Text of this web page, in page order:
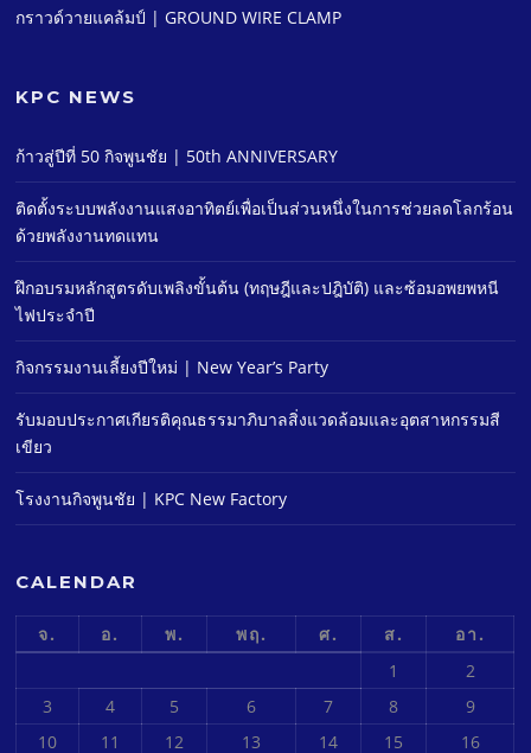
กราวด์วายแคล้มป์ | GROUND WIRE CLAMP
KPC NEWS
ก้าวสู่ปีที่ 50 กิจพูนชัย | 50th ANNIVERSARY
ติดตั้งระบบพลังงานแสงอาทิตย์เพื่อเป็นส่วนหนึ่งในการช่วยลดโลกร้อน
ด้วยพลังงานทดแทน
ฝึกอบรมหลักสูตรดับเพลิงขั้นต้น (ทฤษฎีและปฎิบัติ) และซ้อมอพยพหนี
ไฟประจําปี
กิจกรรมงานเลี้ยงปีใหม่ | New Year’s Party
รับมอบประกาศเกียรติคุณธรรมาภิบาลสิ่งแวดล้อมและอุตสาหกรรมสี
เขียว
โรงงานกิจพูนชัย | KPC New Factory
CALENDAR
จ. อ. พ. พฤ. ศ. ส.
อา.
1
2
3
4 5 6 7 8
9
10
11 12 13 14 15 16